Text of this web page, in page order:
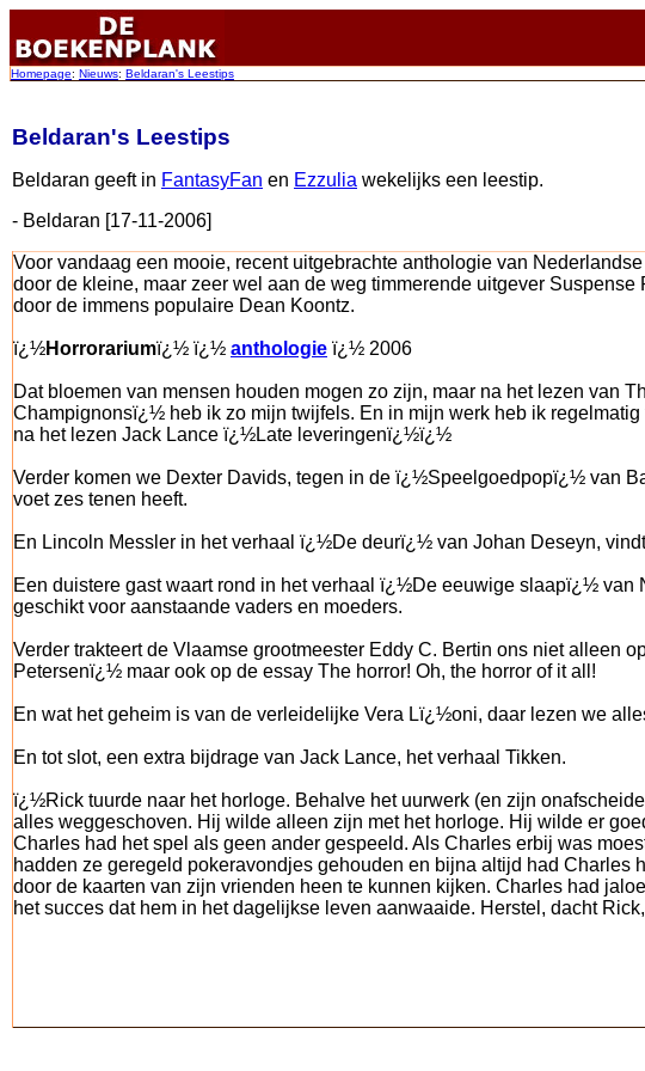
Homepage: Nieuws: Beldaran's Leestips
Beldaran's Leestips
Beldaran geeft in FantasyFan en Ezzulia wekelijks een leestip.
- Beldaran [17-11-2006]
Voor vandaag een mooie, recent uitgebrachte anthologie van
door de kleine, maar zeer wel aan de weg timmerende uitgever
door de immens populaire Dean Koontz.
ï¿½Horrorariumï¿½ ï¿½ anthologie ï¿½ 2006
Dat bloemen van mensen houden mogen zo zijn, maar na het lezen van
Champignonsï¿½ heb ik zo mijn twijfels. En in mijn werk heb ik
na het lezen Jack Lance ï¿½Late leveringenï¿½ï¿½
Verder komen we Dexter Davids, tegen in de ï¿½Speelgoedpopï¿½ van
voet zes tenen heeft.
En Lincoln Messler in het verhaal ï¿½De deurï¿½ van Johan Deseyn,
Een duistere gast waart rond in het verhaal ï¿½De eeuwige slaapï¿½
geschikt voor aanstaande vaders en moeders.
Verder trakteert de Vlaamse grootmeester Eddy C. Bertin ons niet alleen
Petersenï¿½ maar ook op de essay The horror! Oh, the horror of it all!
En wat het geheim is van de verleidelijke Vera Lï¿½oni, daar lezen we
En tot slot, een extra bijdrage van Jack Lance, het verhaal Tikken.
ï¿½Rick tuurde naar het horloge. Behalve het uurwerk (en zijn
alles weggeschoven. Hij wilde alleen zijn met het horloge. Hij wilde er
Charles had het spel als geen ander gespeeld. Als Charles erbij was
hadden ze geregeld pokeravondjes gehouden en bijna altijd had
door de kaarten van zijn vrienden heen te kunnen kijken. Charles had
het succes dat hem in het dagelijkse leven aanwaaide. Herstel, dacht